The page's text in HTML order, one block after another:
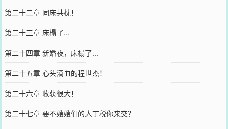
第二十二章 同床共枕！
第二十三章 床榻了...
第二十四章 新婚夜，床榻了...
第二十五章 心头滴血的程世杰！
第二十六章 收获很大！
第二十七章 要不嫂嫂们的人丁税你来交？